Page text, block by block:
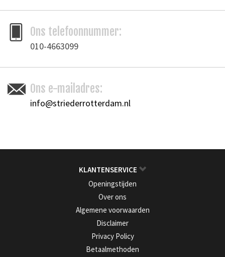
Ons telefoonnummer:
010-4663099
Ons e-mailadres:
info@striederrotterdam.nl
KLANTENSERVICE
Openingstijden
Over ons
Algemene voorwaarden
Disclaimer
Privacy Policy
Betaalmethoden